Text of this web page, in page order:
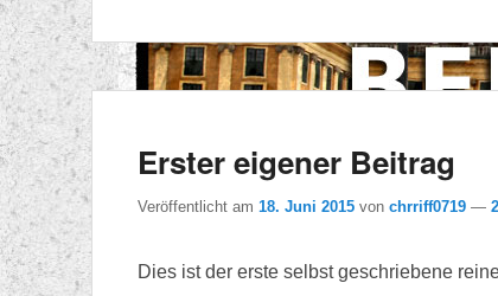
Erster eigener Beitrag
Veröffentlicht am 18. Juni 2015 von chrriff0719 —
Dies ist der erste selbst geschriebene